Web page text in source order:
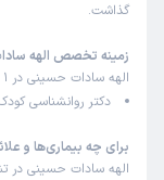
گذاشت.
زمینه تخصص الهه
الهه سادات حسینی در 1 تخصص و در 1 شهر فعالیت دارند:
دکتر روانشناسی
برای چه بیماری‌ها و
الهه سادات حسینی در